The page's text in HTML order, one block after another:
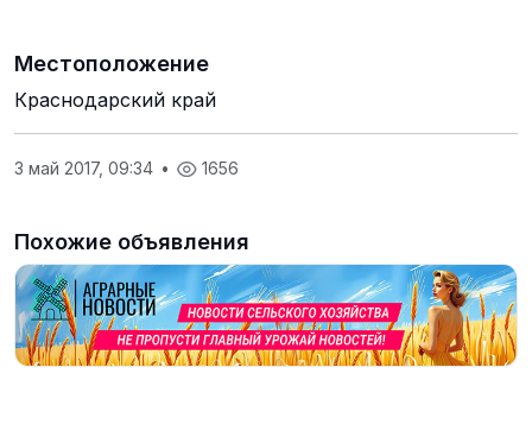
Местоположение
Краснодарский край
3 май 2017, 09:34 • 1656
Похожие объявления